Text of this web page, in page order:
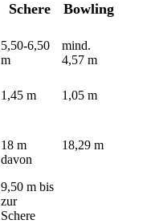
Schere Bowling
5,50-6,50
m
mind.
4,57 m
1,45 m 1,05 m
18 m
davon
9,50 m bis
zur
Schere
18,29 m